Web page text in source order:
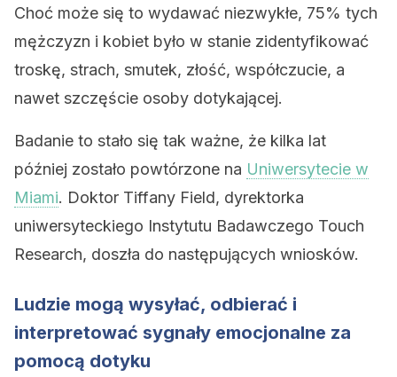
Choć może się to wydawać niezwykłe, 75% tych
mężczyzn i kobiet było w stanie zidentyfikować
troskę, strach, smutek, złość, współczucie, a
nawet szczęście osoby dotykającej.
Badanie to stało się tak ważne, że kilka lat
później zostało powtórzone na Uniwersytecie w
Miami. Doktor Tiffany Field, dyrektorka
uniwersyteckiego Instytutu Badawczego Touch
Research, doszła do następujących wniosków.
Ludzie mogą wysyłać, odbierać i
interpretować sygnały emocjonalne za
pomocą dotyku